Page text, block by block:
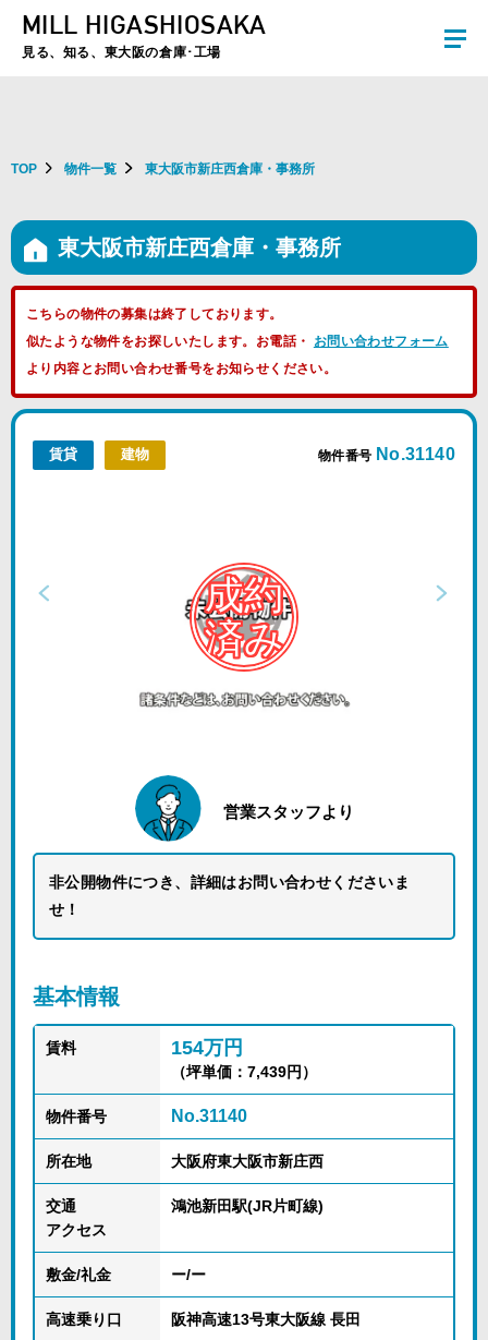
夏季休暇のお知らせ：2026年8月8日(土)～8月16日(日)まで休業とさせていた
MILL HIGASHIOSAKA
見る、知る、東大阪の倉庫･工場
TOP 物件一覧 東大阪市新庄西倉庫・事務所
東大阪市新庄西倉庫・事務所
こちらの物件の募集は終了しております。
似たような物件をお探しいたします。お電話・ お問い合わせフォーム
より内容とお問い合わせ番号をお知らせください。
賃貸 建物 物件番号 No.31140
営業スタッフより
非公開物件につき、詳細はお問い合わせくださいま
せ！
基本情報
賃料 154万円
（坪単価：7,439円）
物件番号 No.31140
所在地 大阪府東大阪市新庄西
交通
アクセス
鴻池新田駅(JR片町線)
敷金/礼金 ー/ー
高速乗り口 阪神高速13号東大阪線 長田